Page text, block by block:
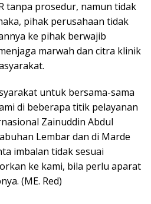
tanpa prosedur, namun tidak
pihak perusahaan tidak
ke pihak berwajib
marwah dan citra klinik
untuk bersama-sama
di beberapa titik pelayanan
Zainuddin Abdul
Lembar dan di Marde
imbalan tidak sesuai
ke kami, bila perlu aparat
(ME. Red)